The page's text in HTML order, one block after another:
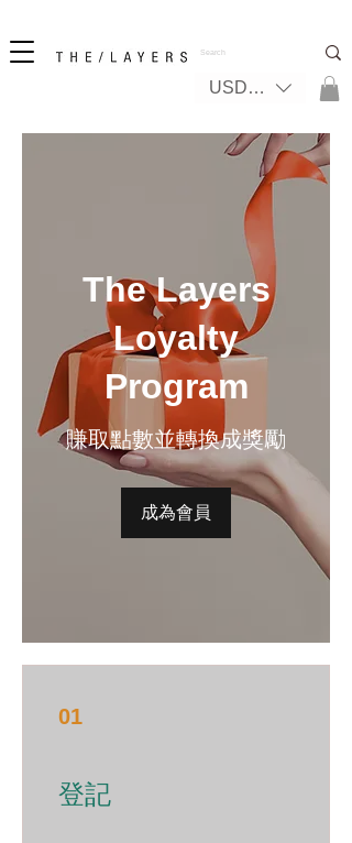
USD ($)
The Layers
Loyalty
Program
賺取點數並轉換成獎勵
成為會員
01
登記